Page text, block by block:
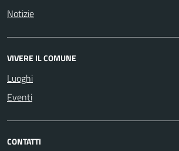
Notizie
VIVERE IL COMUNE
Luoghi
Eventi
CONTATTI